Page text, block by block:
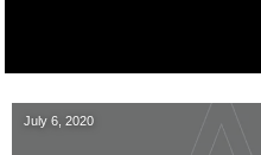
July 6 2020